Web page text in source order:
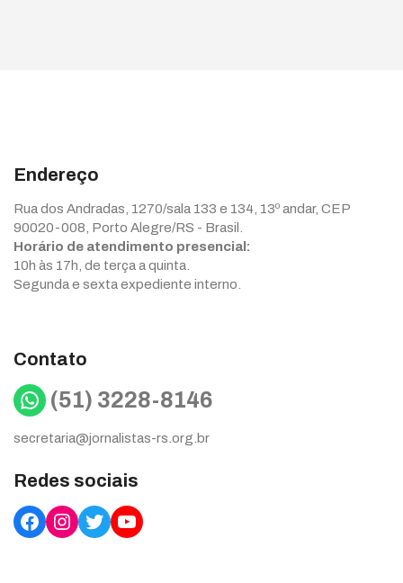
Endereço
Rua dos Andradas, 1270/sala 133 e 134, 13º andar, CEP
90020-008, Porto Alegre/RS - Brasil.
Horário de atendimento presencial:
10h às 17h, de terça a quinta.
Segunda e sexta expediente interno.
Contato
WhatsApp
(51) 3228-8146
secretaria@jornalistas-rs.org.br
Redes sociais
Facebook
Instagram
TwitterYouTube